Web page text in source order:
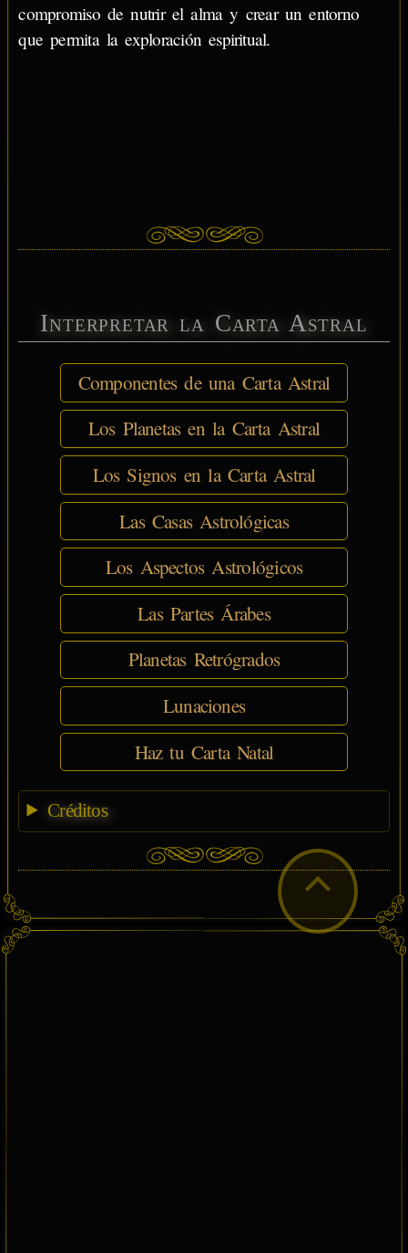
compromiso de nutrir el alma y crear un entorno
que permita la exploración espiritual.
Interpretar la Carta Astral
Componentes de una Carta Astral
Los Planetas en la Carta Astral
Los Signos en la Carta Astral
Las Casas Astrológicas
Los Aspectos Astrológicos
Las Partes Árabes
Planetas Retrógrados
Lunaciones
Haz tu Carta Natal
Créditos